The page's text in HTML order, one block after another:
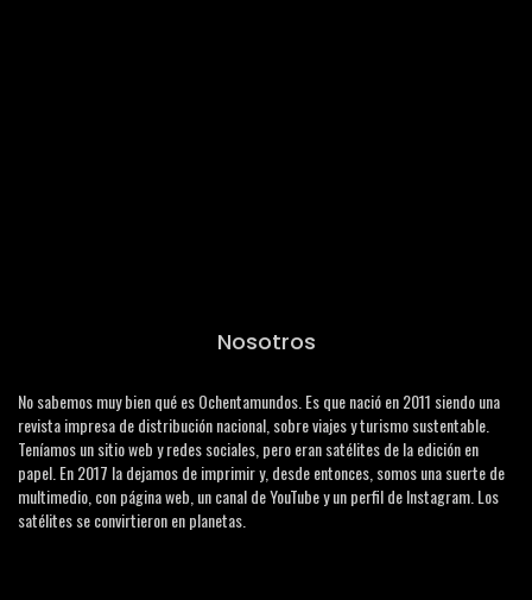
Nosotros
No sabemos muy bien qué es Ochentamundos. Es que nació en 2011 siendo una
revista impresa de distribución nacional, sobre viajes y turismo sustentable.
Teníamos un sitio web y redes sociales, pero eran satélites de la edición en
papel. En 2017 la dejamos de imprimir y, desde entonces, somos una suerte de
multimedio, con página web, un canal de YouTube y un perfil de Instagram. Los
satélites se convirtieron en planetas.